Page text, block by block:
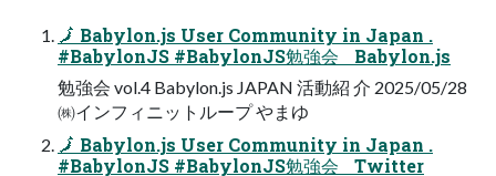
🗾 Babylon.js User Community in Japan .
#BabylonJS #BabylonJS勉強会 Babylon.js
勉強会 vol.4 Babylon.js JAPAN 活動紹 介 2025/05/28
㈱インフィニットループ やまゆ
🗾 Babylon.js User Community in Japan .
#BabylonJS #BabylonJS勉強会 Twitter